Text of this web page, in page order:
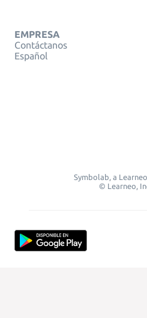
EMPRESA
Contáctanos
Español
Symbolab, a
© Learneo,